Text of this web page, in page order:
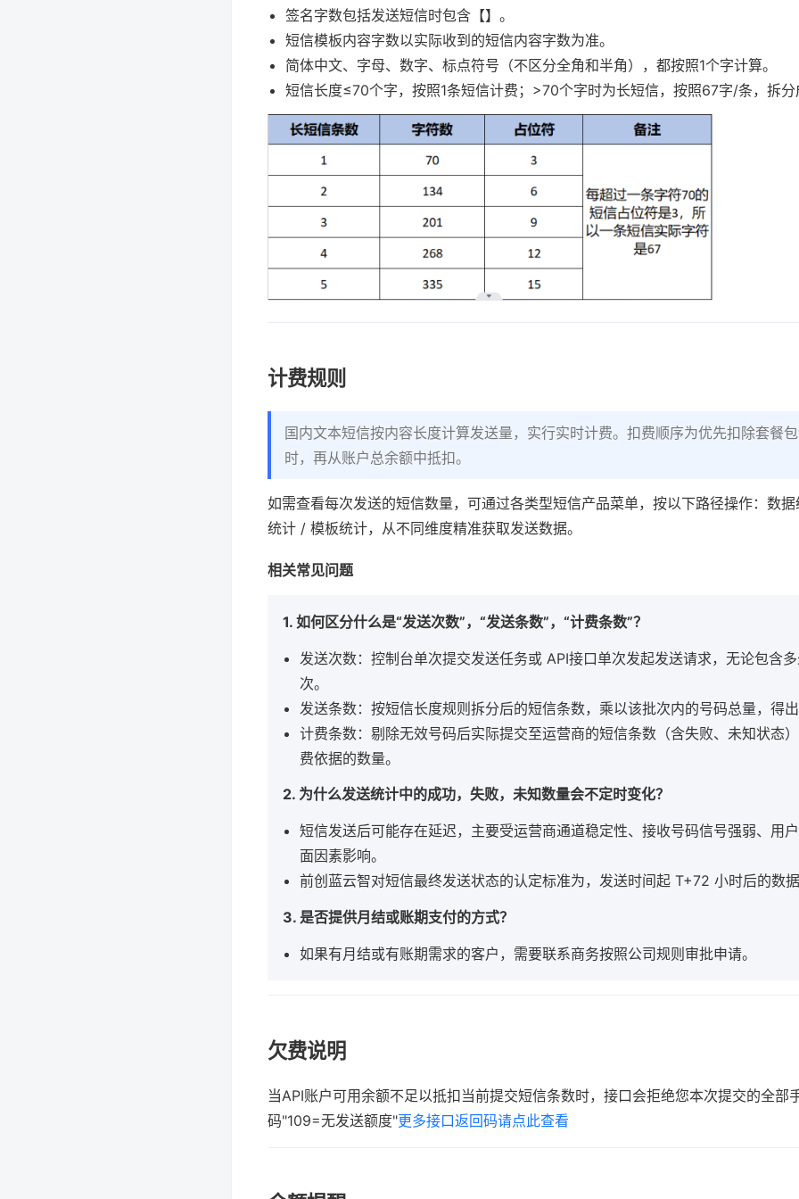
签名字数包括发送短信时包含【】。
短信模板内容字数以实际收到的短信内容字数为准。
简体中文、字母、数字、标点符号（不区分全角和半角），都按照1个字计算。
短信长度≤70个字，按照1条短信计费；>70个字时为长短信，按照67字/条，拆
计费规则
国内文本短信按内容长度计算发送量，实行实时计费。扣费顺序为优先扣除套餐
时，再从账户总余额中抵扣。
如需查看每次发送的短信数量，可通过各类型短信产品菜单，按以下路径操作：数
统计 / 模板统计，从不同维度精准获取发送数据。
相关常见问题
1. 如何区分什么是“发送次数”，“发送条数”，“计费条数”？
发送次数：控制台单次提交发送任务或 API接口单次发起发送请求，无论包含
次。
发送条数：按短信长度规则拆分后的短信条数，乘以该批次内的号码总量，得
计费条数：剔除无效号码后实际提交至运营商的短信条数（含失败、未知状态
费依据的数量。
2. 为什么发送统计中的成功，失败，未知数量会不定时变化？
短信发送后可能存在延迟，主要受运营商通道稳定性、接收号码信号强弱、用
面因素影响。
前创蓝云智对短信最终发送状态的认定标准为，发送时间起 T+72 小时后的数
3. 是否提供月结或账期支付的方式？
如果有月结或有账期需求的客户，需要联系商务按照公司规则审批申请。
欠费说明
当API账户可用余额不足以抵扣当前提交短信条数时，接口会拒绝您本次提交的全部
码"109=无发送额度"更多接口返回码请点此查看